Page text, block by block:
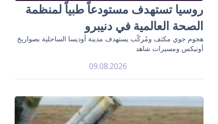
روسيا تستهدف مستودعاً طبياً لمنظمة
الصحة العالمية في دنيبرو
هجوم جوي مكثف ومُركّب يستهدف مدينة أوديسا الساحلية بصواريخ
أونيكس ومسيرات شاهد
09.08.2026